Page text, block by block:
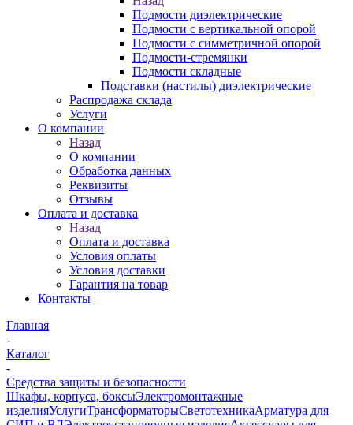
Подмости диэлектрические
Подмости с вертикальной опорой
Подмости с симметричной опорой
Подмости-стремянки
Подмости складные
Подставки (настилы) диэлектрические
Распродажа склада
Услуги
О компании
Назад
О компании
Обработка данных
Реквизиты
Отзывы
Оплата и доставка
Назад
Оплата и доставка
Условия оплаты
Условия доставки
Гарантия на товар
Контакты
Главная
-
Каталог
-
Средства защиты и безопасности
Шкафы, корпуса, боксыЭлектромонтажные
изделияУслугиТрансформаторыСветотехникаАрматура для